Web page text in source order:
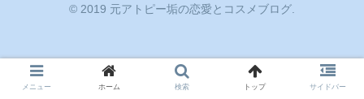
© 2019 元アトピー垢の恋愛とコスメブログ.
メニュー ホーム 検索 トップ サイドバー